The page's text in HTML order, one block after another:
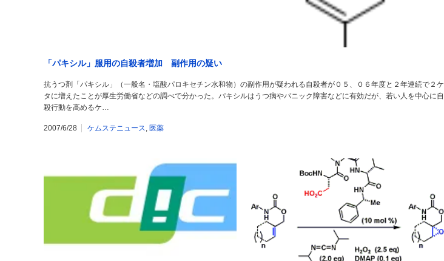
「パキシル」服用の自殺者増加 副作用の疑い
抗うつ剤「パキシル」（一般名・塩酸パロキセチン水和物）の副作用が疑われる自殺者が０５、０６年度と２年連続で２ケ
タに増えたことが厚生労働省などの調べで分かった。パキシルはうつ病やパニック障害などに有効だが、若い人を中心に自
殺行動を高めるケ…
2007/6/28 ケムステニュース, 医薬